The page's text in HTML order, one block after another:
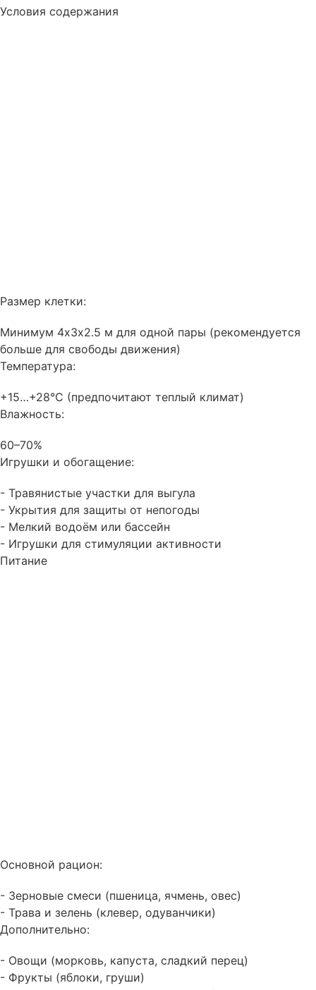
Условия содержания
Размер клетки:
Минимум 4х3х2.5 м для одной пары (рекомендуется
больше для свободы движения)
Температура:
+15…+28°C (предпочитают теплый климат)
Влажность:
60–70%
Игрушки и обогащение:
- Травянистые участки для выгула
- Укрытия для защиты от непогоды
- Мелкий водоём или бассейн
- Игрушки для стимуляции активности
Питание
Основной рацион:
- Зерновые смеси (пшеница, ячмень, овес)
- Трава и зелень (клевер, одуванчики)
Дополнительно:
- Овощи (морковь, капуста, сладкий перец)
- Фрукты (яблоки, груши)